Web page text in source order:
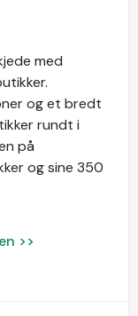
med
og et bredt
rundt i
på
og sine 350
>>